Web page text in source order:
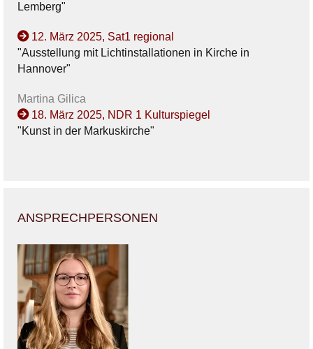
Lemberg"
12. März 2025, Sat1 regional
"Ausstellung mit Lichtinstallationen in Kirche in
Hannover"
Martina Gilica
18. März 2025, NDR 1 Kulturspiegel
"Kunst in der Markuskirche"
ANSPRECHPERSONEN